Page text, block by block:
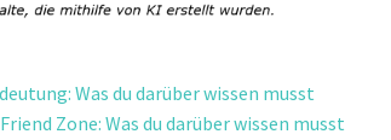
Was du darüber wissen musst
Zone: Was du darüber wissen musst